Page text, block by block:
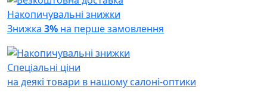
Накопичувальні знижки
Знижка 3% на перше замовлення
Спеціальні ціни
на деякі товари в нашому салоні-оптики